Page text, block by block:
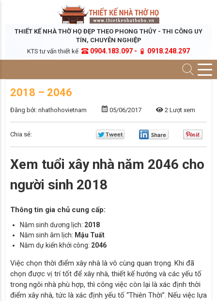
THIẾT KẾ NHÀ THỜ HỌ ĐẸP THEO PHONG THỦY - THI CÔNG UY
TÍN, CHUYÊN NGHIỆP
KTS tư vấn thiết kế
0904.183.097 - 0918.248.297
2018 – 2046
Đăng bởi: nhathohovietnam 05/06/2017 2 Lượt xem
Chia sẻ:
Xem tuổi xây nhà năm 2046 cho
người sinh 2018
Thông tin gia chủ cung cấp:
Năm sinh dương lịch: 2018
Năm sinh âm lịch: Mậu Tuất
Năm dự kiến khởi công: 2046
Việc chọn thời điểm xây nhà là vô cùng quan trọng. Khi đã
chọn được vị trí tốt để xây nhà, thiết kế hướng và các yếu tố
trong ngôi nhà phù hợp, thì công việc còn lại là xác định thời
điểm xây nhà, tức là xác định yếu tố “Thiên Thời”. Nếu việc lựa